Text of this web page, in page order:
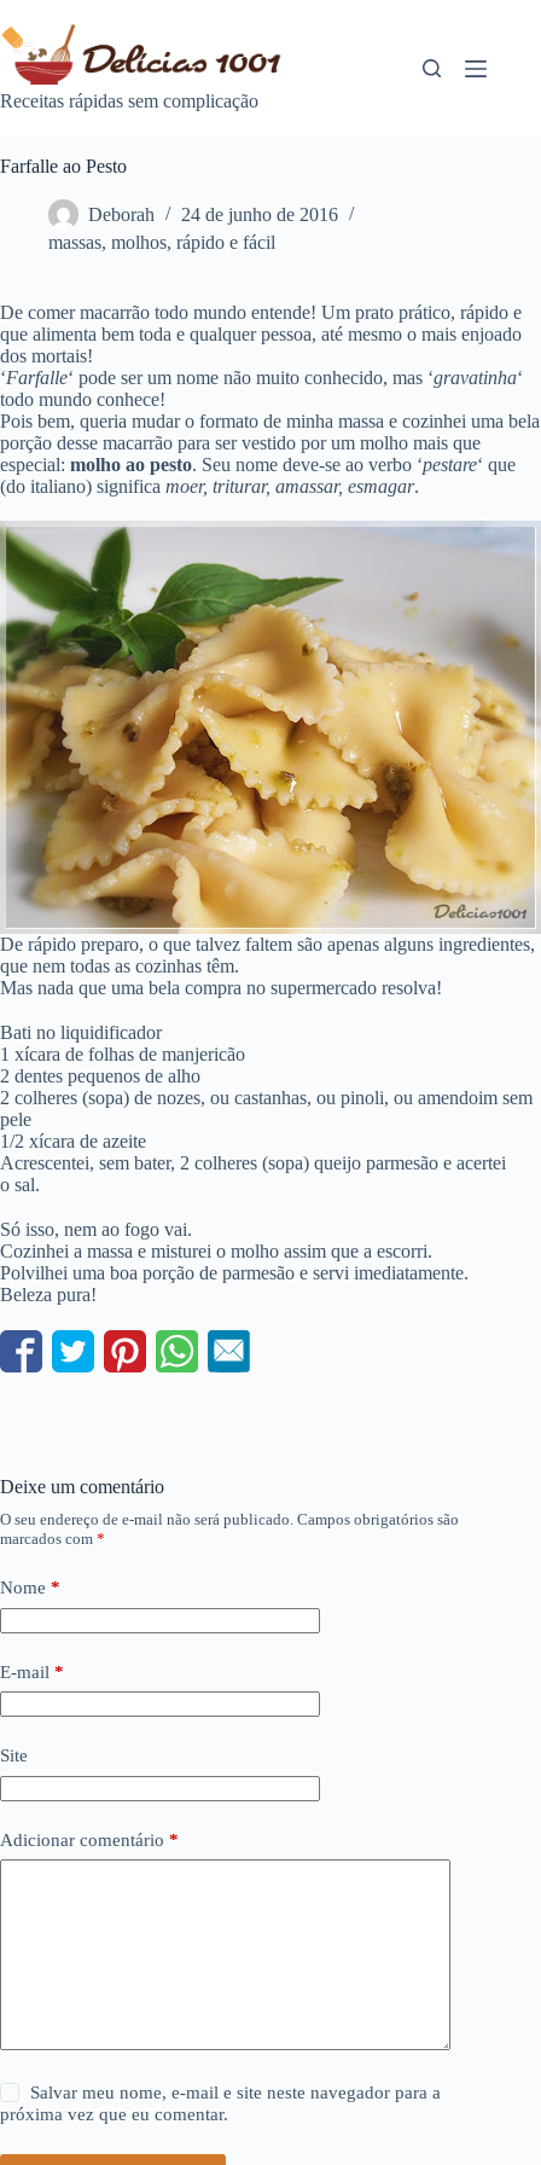
para
conteúdo
Receitas rápidas sem complicação
Farfalle ao Pesto
Deborah
24 de junho de 2016
massas, molhos, rápido e fácil
De comer macarrão todo mundo entende! Um prato prático, rápido e
que alimenta bem toda e qualquer pessoa, até mesmo o mais enjoado
dos mortais!
‘Farfalle‘ pode ser um nome não muito conhecido, mas ‘gravatinha‘
todo mundo conhece!
Pois bem, queria mudar o formato de minha massa e cozinhei uma bela
porção desse macarrão para ser vestido por um molho mais que
especial: molho ao pesto. Seu nome deve-se ao verbo ‘pestare‘ que
(do italiano) significa moer, triturar, amassar, esmagar.
De rápido preparo, o que talvez faltem são apenas alguns ingredientes,
que nem todas as cozinhas têm.
Mas nada que uma bela compra no supermercado resolva!
Bati no liquidificador
1 xícara de folhas de manjericão
2 dentes pequenos de alho
2 colheres (sopa) de nozes, ou castanhas, ou pinoli, ou amendoim sem
pele
1/2 xícara de azeite
Acrescentei, sem bater, 2 colheres (sopa) queijo parmesão e acertei
o sal.
Só isso, nem ao fogo vai.
Cozinhei a massa e misturei o molho assim que a escorri.
Polvilhei uma boa porção de parmesão e servi imediatamente.
Beleza pura!
Deixe um comentário
O seu endereço de e-mail não será publicado. Campos obrigatórios são
marcados com *
Nome *
E-mail *
Site
Adicionar comentário *
Salvar meu nome, e-mail e site neste navegador para a
próxima vez que eu comentar.